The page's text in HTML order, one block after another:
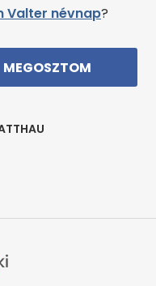
Valter névnap?
MEGOSZTOM